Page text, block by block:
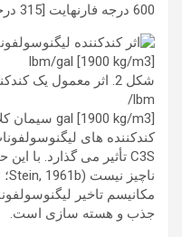
600 درجه فارنهایت [315 درجه سانتی گراد] BHCT افزایش داد.
lbm/
gal [1900 kg/m3] سیمان کلاس G
کندکننده های
مکانیسم تاخیر
جذب و هسته سازی است.